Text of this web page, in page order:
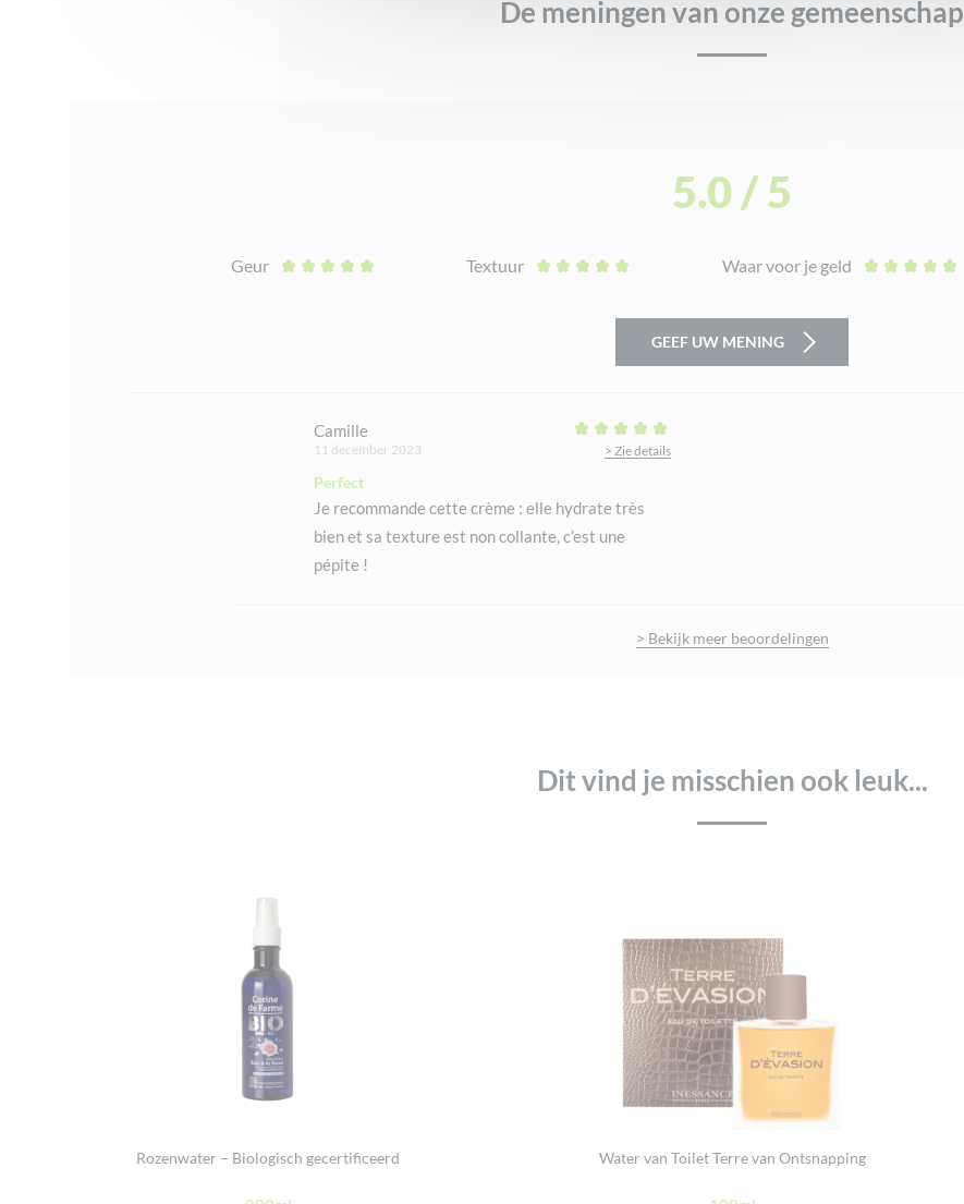
De meningen van onze gemeenschap
5.0 / 5
Geur Textuur Waar voor je geld
GEEF UW MENING
Camille
11 december 2023 > Zie details
Perfect
Je recommande cette crème : elle hydrate très
bien et sa texture est non collante, c’est une
pépite !
> Bekijk meer beoordelingen
Dit vind je misschien ook leuk...
Rozenwater – Biologisch gecertificeerd Water van Toilet Terre van Ontsnapping